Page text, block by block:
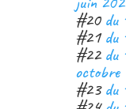
#20 du
#21 du
#22 du
octobre
#23du